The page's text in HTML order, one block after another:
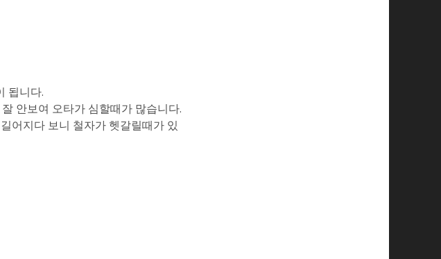
됩니다.
안보여 오타가 심할때가 많습니다.
어지다 보니 철자가 헷갈릴때가 있